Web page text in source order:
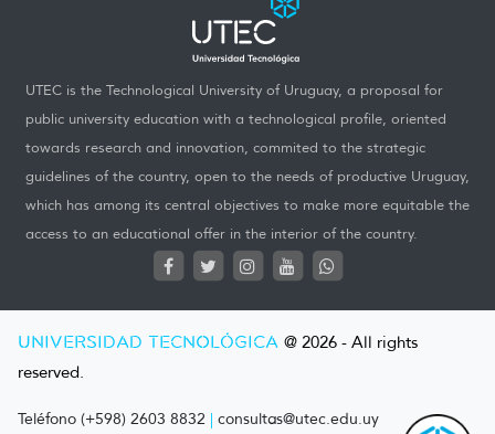
UTEC is the Technological University of Uruguay, a proposal for
public university education with a technological profile, oriented
towards research and innovation, commited to the strategic
guidelines of the country, open to the needs of productive Uruguay,
which has among its central objectives to make more equitable the
access to an educational offer in the interior of the country.
UNIVERSIDAD TECNOLÓGICA @ 2026 - All rights
reserved.
Teléfono (+598) 2603 8832 | consultas@utec.edu.uy